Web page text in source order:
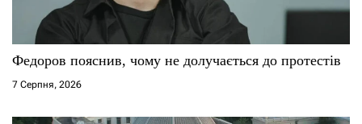
Федоров пояснив, чому не долучається до протестів
7 Серпня, 2026